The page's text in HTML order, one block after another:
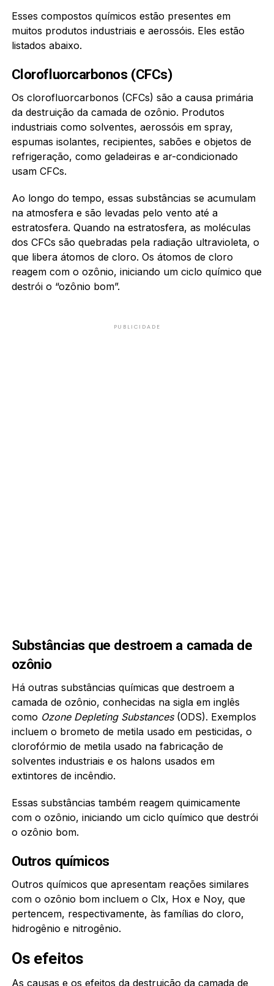
Esses compostos químicos estão presentes em
muitos produtos industriais e aerossóis. Eles estão
listados abaixo.
Clorofluorcarbonos (CFCs)
Os clorofluorcarbonos (CFCs) são a causa primária
da destruição da camada de ozônio. Produtos
industriais como solventes, aerossóis em spray,
espumas isolantes, recipientes, sabões e objetos de
refrigeração, como geladeiras e ar-condicionado
usam CFCs.
Ao longo do tempo, essas substâncias se acumulam
na atmosfera e são levadas pelo vento até a
estratosfera. Quando na estratosfera, as moléculas
dos CFCs são quebradas pela radiação ultravioleta, o
que libera átomos de cloro. Os átomos de cloro
reagem com o ozônio, iniciando um ciclo químico que
destrói o “ozônio bom”.
PUBLICIDADE
Substâncias que destroem a camada de
ozônio
Há outras substâncias químicas que destroem a
camada de ozônio, conhecidas na sigla em inglês
como Ozone Depleting Substances(ODS). Exemplos
incluem o brometo de metila usado em pesticidas, o
clorofórmio de metila usado na fabricação de
solventes industriais e os halons usados em
extintores de incêndio.
Essas substâncias também reagem quimicamente
com o ozônio, iniciando um ciclo químico que destrói
o ozônio bom.
Outros químicos
Outros químicos que apresentam reações similares
com o ozônio bom incluem o Clx, Hox e Noy, que
pertencem, respectivamente, às famílias do cloro,
hidrogênio e nitrogênio.
Os efeitos
As causas e os efeitos da destruição da camada de